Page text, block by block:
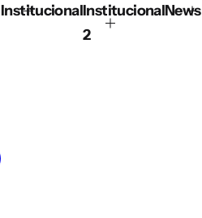
InstitucionalInstitucional
2